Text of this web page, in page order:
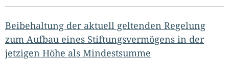
Beibehaltung der aktuell geltenden Regelung
zum Aufbau eines Stiftungsvermögens in der
jetzigen Höhe als Mindestsumme